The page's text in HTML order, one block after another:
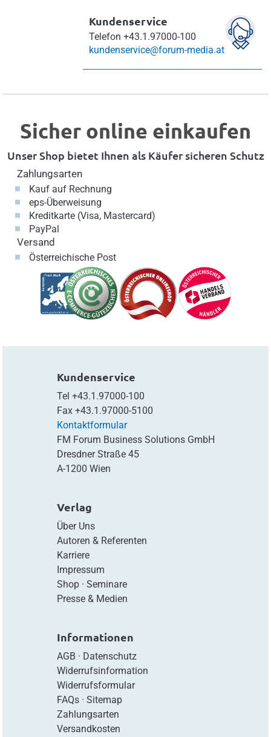
Kundenservice
Telefon +43.1.97000-100
kundenservice@forum-media.at
Sicher online einkaufen
Unser Shop bietet Ihnen als Käufer sicheren Schutz
Zahlungsarten
Kauf auf Rechnung
eps-Überweisung
Kreditkarte (Visa, Mastercard)
PayPal
Versand
Österreichische Post
Kundenservice
Tel +43.1.97000-100
Fax +43.1.97000-5100
Kontaktformular
FM Forum Business Solutions GmbH
Dresdner Straße 45
A-1200 Wien
Verlag
Über Uns
Autoren & Referenten
Karriere
Impressum
Shop· Seminare
Presse & Medien
Informationen
AGB · Datenschutz
Widerrufsinformation
Widerrufsformular
FAQs· Sitemap
Zahlungsarten
Versandkosten